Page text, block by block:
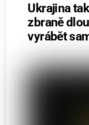
Ukrajina
zbraně
vyrábět